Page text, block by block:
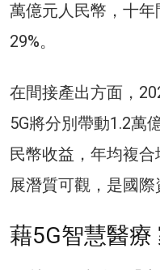
萬億元人民幣，十
29%。
在間接產出方面，
5G將分別帶動1.2萬
民幣收益，年均複
展潛質可觀，是國際
藉5G智慧醫療